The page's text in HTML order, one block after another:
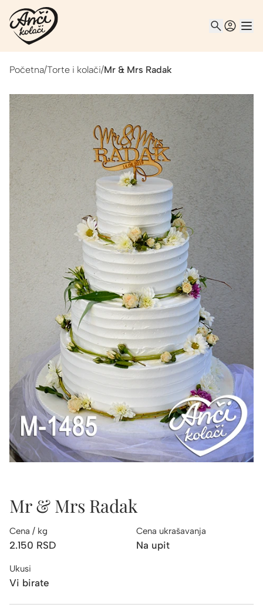
Početna/Torte i kolači/Mr & Mrs Radak
Mr & Mrs Radak
Cena / kg
2.150 RSD
Cena ukrašavanja
Na upit
Ukusi
Vi birate